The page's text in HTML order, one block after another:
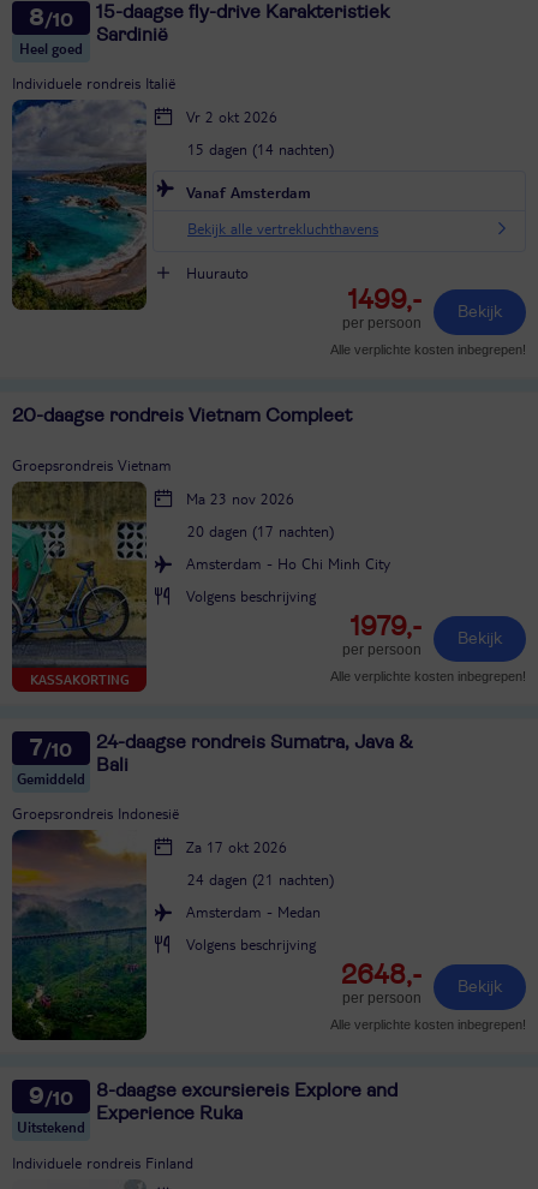
8
Heel goed
15-daagse fly-drive Karakteristiek
Sardinië
Individuele rondreis Italië
Vr 2 okt 2026
15 dagen (14 nachten)
Vanaf Amsterdam
Bekijk alle vertrekluchthavens
Huurauto
1499,-
per persoon
Bekijk
Alle verplichte kosten inbegrepen!
20-daagse rondreis Vietnam Compleet
Groepsrondreis Vietnam
KASSAKORTING
Ma 23 nov 2026
20 dagen (17 nachten)
Amsterdam - Ho Chi Minh City
Volgens beschrijving
1979,-
per persoon
Bekijk
Alle verplichte kosten inbegrepen!
7
Gemiddeld
24-daagse rondreis Sumatra, Java &
Bali
Groepsrondreis Indonesië
Za 17 okt 2026
24 dagen (21 nachten)
Amsterdam - Medan
Volgens beschrijving
2648,-
per persoon
Bekijk
Alle verplichte kosten inbegrepen!
9
Uitstekend
8-daagse excursiereis Explore and
Experience Ruka
Individuele rondreis Finland